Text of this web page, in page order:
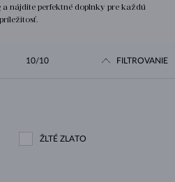
a nájdite perfektné doplnky pre každú
príležitosť.
10/10 FILTROVANIE
ŽLTÉ ZLATO